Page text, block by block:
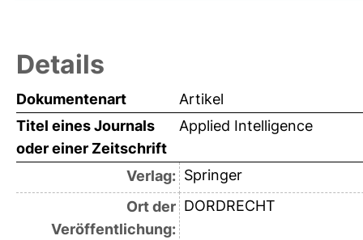
Details
Dokumentenart
Artikel
Titel eines Journals
oder einer Zeitschrift
Applied Intelligence
Verlag: Springer
Ort der
Veröffentlichung:
DORDRECHT